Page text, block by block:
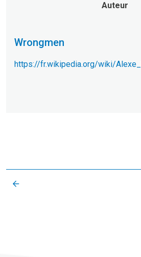
Auteur
Wrongmen
https://fr.wikipedia.org/wiki/